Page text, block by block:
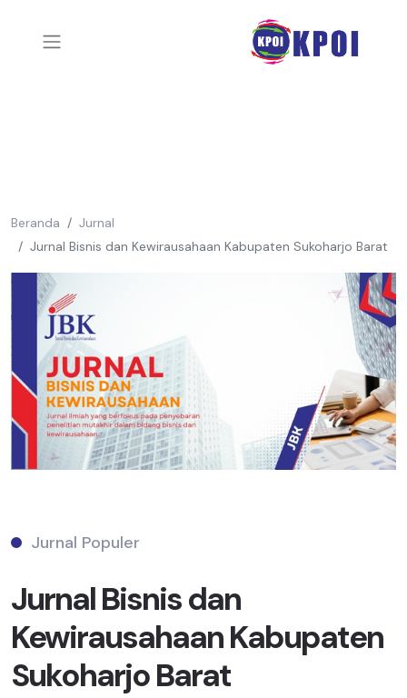
Beranda
Jurnal
Jurnal Bisnis dan Kewirausahaan Kabupaten Sukoharjo Barat
Jurnal Populer
Jurnal Bisnis dan
Kewirausahaan Kabupaten
Sukoharjo Barat